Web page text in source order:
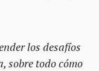
los desafíos
sobre todo cómo